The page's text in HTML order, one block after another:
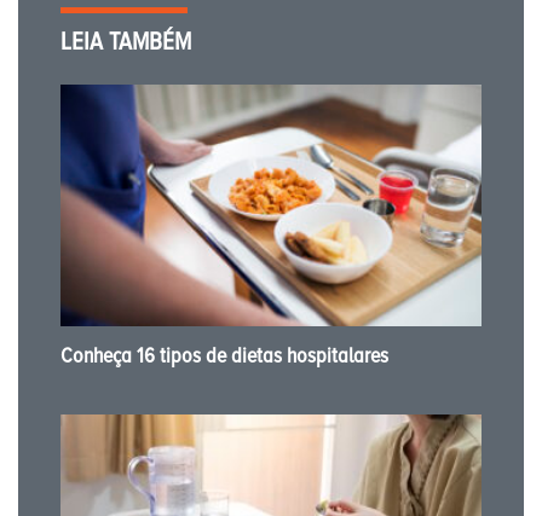
LEIA TAMBÉM
Conheça 16 tipos de dietas hospitalares